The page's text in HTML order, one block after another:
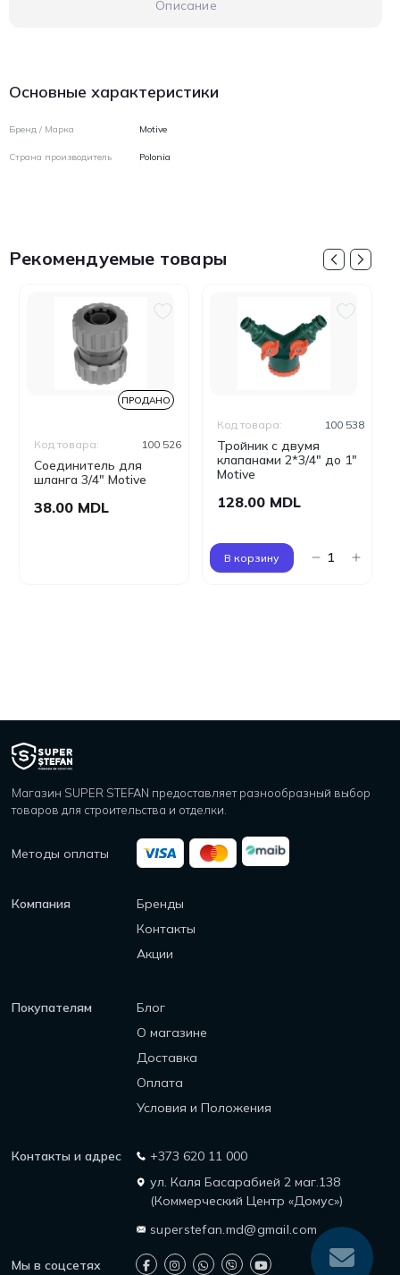
Описание
Основные характеристики
Бренд / Марка Motive
Страна производитель Polonia
Рекомендуемые товары
ПРОДАНО
Соединитель для
шланга 3/4" Motive
Код товара: 100 526
38.00 MDL
Тройник с двумя
клапанами 2*3/4" дo 1"
Motive
Код товара: 100 538
128.00 MDL
В корзину
Магазин SUPER STEFAN предоставляет разнообразный выбор
товаров для строительства и отделки.
Методы оплаты
Компания
Бренды
Контакты
Акции
Покупателям
Блог
О магазине
Доставка
Оплата
Условия и Положения
Контакты и адрес
+373 620 11 000
ул. Каля Басарабией 2 маг.138
(Коммерческий Центр «Домус»)
superstefan.md@gmail.com
Мы в соцсетях